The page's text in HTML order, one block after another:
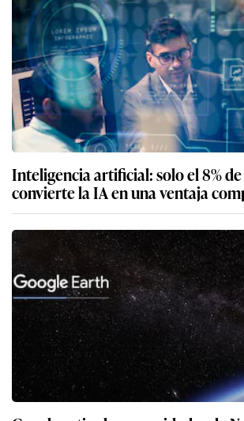
Inteligencia artificial: solo el 8%
convierte la IA en una ventaja